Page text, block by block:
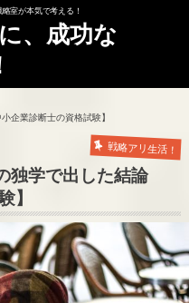
室が本気で考える！
、成功な
企業診断士の資格試験】
戦略アリ生活！
独学で出した結論
】